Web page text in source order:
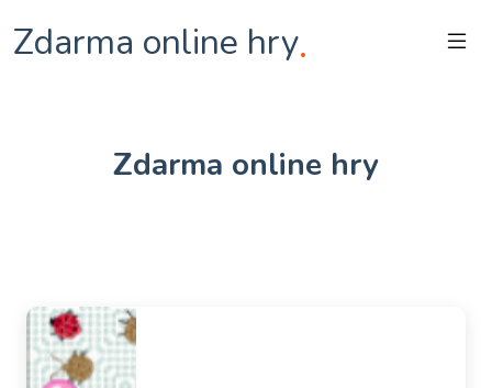
Zdarma online hry.
Zdarma online hry